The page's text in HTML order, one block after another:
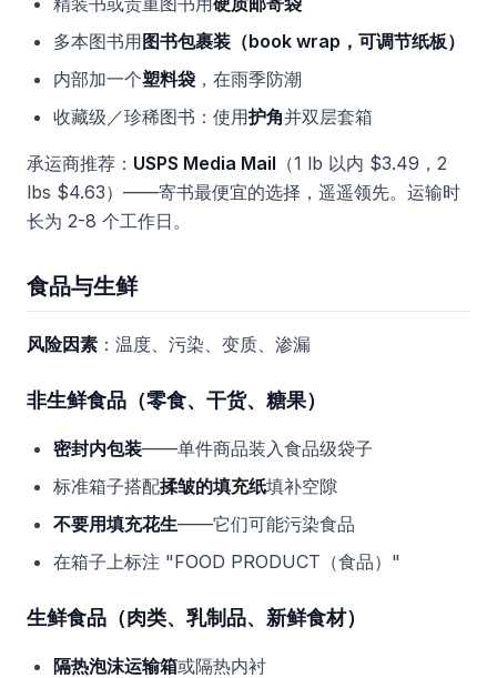
多本图书用 图书包裹装（book wrap，可调节纸板）
内部加一个塑料袋 ，在雨季防潮
收藏级／珍稀图书：使用护角并双层套箱
承运商推荐： USPS Media Mail （1 lb 以内 $3.49，2
lbs $4.63）——寄书最便宜的选择，遥遥领先。运输时
长为 2-8 个工作日。
食品与生鲜
风险因素 ：温度、污染、变质、渗漏
非生鲜食品（零食、干货、糖果）
密封内包装——单件商品装入食品级袋子
标准箱子搭配揉皱的填充纸填补空隙
不要用填充花生——它们可能污染食品
在箱子上标注 "FOOD PRODUCT（食品）"
生鲜食品（肉类、乳制品、新鲜食材）
隔热泡沫运输箱或隔热内衬